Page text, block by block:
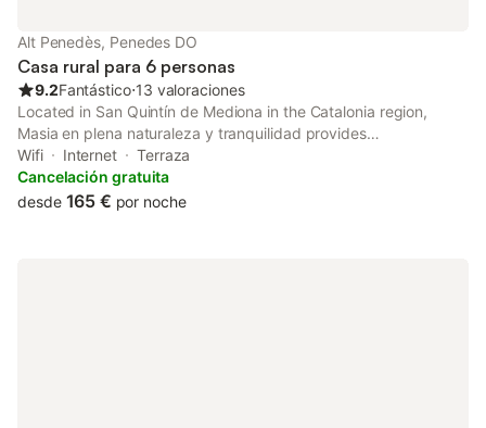
Alt Penedès, Penedes DO
Casa rural para 6 personas
9.2Fantástico⋅13 valoraciones
Located in San Quintín de Mediona in the Catalonia region,
Masia en plena naturaleza y tranquilidad provides
accommodation with free WiFi and free private parking. This
chalet features a garden as well as a terrace.
Wifi Internet
Terraza
Cancelación gratuita
desde 165 € por noche